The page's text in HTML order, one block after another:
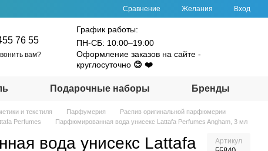
Сравнение Желания Вход
76 55
вам?
График работы:
ПН-СБ: 10:00–19:00
Оформление заказов на сайте -
круглосуточно 😊 ❤️
Подарочные наборы Бренды
и текстиля Парфумерия
Распив оригинальной парфюмерии
Perfumes
Парфюмированная вода унисекс Lattafa Perfumes Angham, 3 мл
вода унисекс Lattafa
Артикул